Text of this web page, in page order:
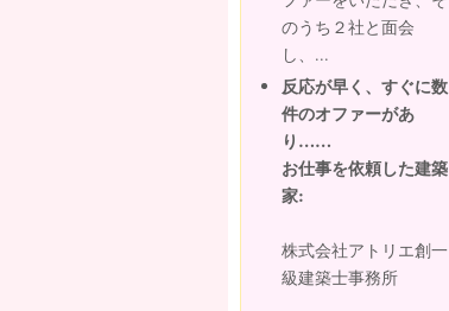
のうち２社と面会
し、...
反応が早く、すぐに数
件のオファーがあ
り……
お仕事を依頼した建築
家:
株式会社アトリエ創一
級建築士事務所